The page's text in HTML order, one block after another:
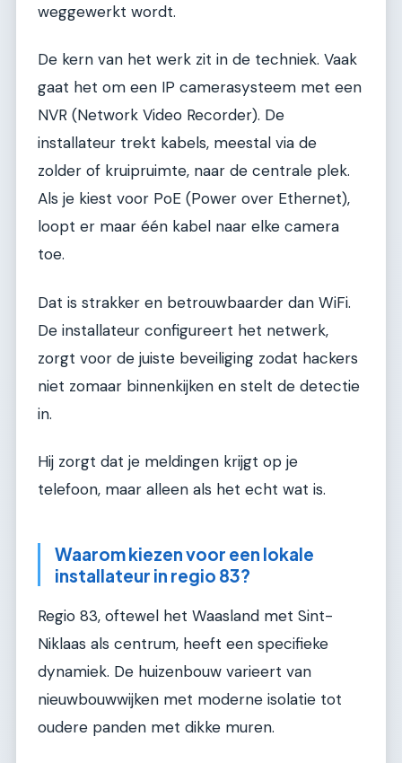
weggewerkt wordt.
De kern van het werk zit in de techniek. Vaak
gaat het om een IP camerasysteem met een
NVR (Network Video Recorder). De
installateur trekt kabels, meestal via de
zolder of kruipruimte, naar de centrale plek.
Als je kiest voor PoE (Power over Ethernet),
loopt er maar één kabel naar elke camera
toe.
Dat is strakker en betrouwbaarder dan WiFi.
De installateur configureert het netwerk,
zorgt voor de juiste beveiliging zodat hackers
niet zomaar binnenkijken en stelt de detectie
in.
Hij zorgt dat je meldingen krijgt op je
telefoon, maar alleen als het echt wat is.
Waarom kiezen voor een lokale
installateur in regio 83?
Regio 83, oftewel het Waasland met Sint-
Niklaas als centrum, heeft een specifieke
dynamiek. De huizenbouw varieert van
nieuwbouwwijken met moderne isolatie tot
oudere panden met dikke muren.